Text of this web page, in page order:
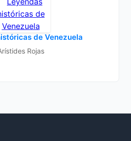
de Venezuela
Rojas